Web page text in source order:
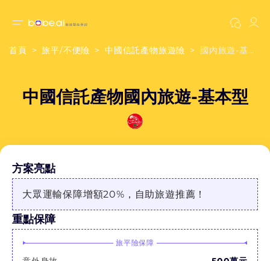
首頁 旅平/不便險 中國信託產物旅遊險 國內旅遊-基本型
中國信託產物國內旅遊-基本型
方案亮點
大眾運輸保障增額20%，自助旅遊推薦！
重點保障
旅平險保障